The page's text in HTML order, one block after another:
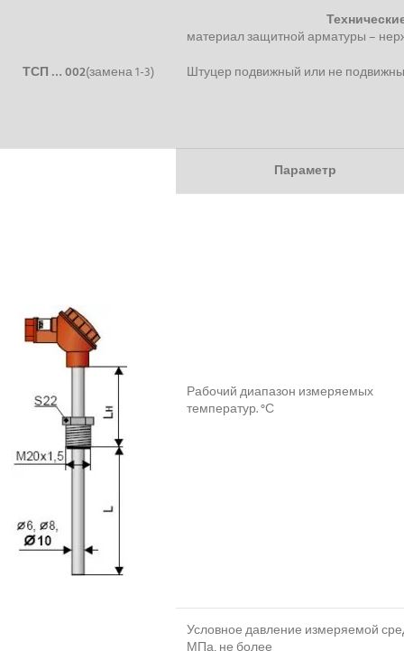
ТСП … 002(замена 1-3)
материал защитной арматуры –
Штуцер подвижный или не
Параметр
Рабочий диапазон измеряемых
температур. °С
Условное давление измеряемой